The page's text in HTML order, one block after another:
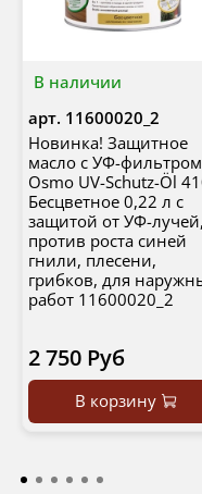
В наличии
арт. 11600020_2
Новинка! Защитное
масло с УФ-фильтром
Osmo UV-Schutz-Öl
Бесцветное 0,22 л с
защитой от УФ-лучей,
против роста синей
гнили, плесени,
грибков, для
работ 11600020_2
2 750 Руб
В корзину